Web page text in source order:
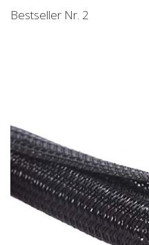
Bestseller Nr. 2